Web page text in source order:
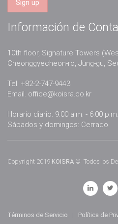
Información de
10th floor, Signature Towers
Cheonggyecheon-ro, Jung-gu,
Tel. +82-2-747-9443
Email. office@koisra.co.kr
Horario diario: 9:00 a.m. - 6:00 p.m.
Sábados y domingos: Cerrado
Copyright 2019 KOISRA © Todos los
Términos de Servicio | Política de